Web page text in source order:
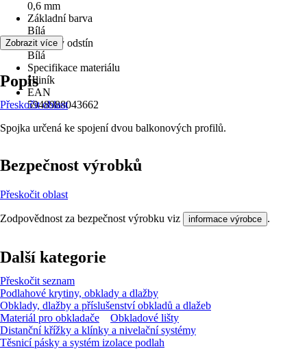
0,6 mm
Základní barva
Bílá
Barevný odstín
Bílá
Specifikace materiálu
Hliník
EAN
5948988043662
Zobrazit více
Popis
Přeskočit oblast
Spojka určená ke spojení dvou balkonových profilů.
Bezpečnost výrobků
Přeskočit oblast
Zodpovědnost za bezpečnost výrobku viz informace výrobce .
Další kategorie
Přeskočit seznam
Podlahové krytiny, obklady a dlažby
Obklady, dlažby a příslušenství obkladů a dlažeb
Materiál pro obkladače
Obkladové lišty
Distanční křížky a klínky a nivelační systémy
Těsnicí pásky a systém izolace podlah